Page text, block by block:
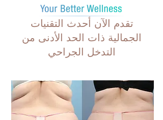
تقدم الآن أحدث التقنيات
الجمالية ذات الحد الأدنى من
التدخل الجراحي